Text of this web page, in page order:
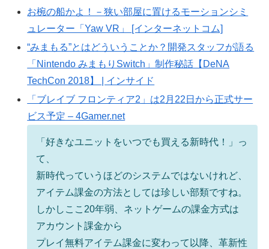
お椀の船かよ！－狭い部屋に置けるモーションシミ
ュレーター「Yaw VR」 [インターネットコム]
“みまもる”とはどういうことか？開発スタッフが語る
「Nintendo みまもりSwitch」制作秘話【DeNA
TechCon 2018】 | インサイド
「ブレイブ フロンティア2」は2月22日から正式サー
ビス予定 – 4Gamer.net
「好きなユニットをいつでも買える新時代！」っ
て、
新時代っていうほどのシステムではないけれど、
アイテム課金の方法としては珍しい部類ですね。
しかしここ20年弱、ネットゲームの課金方式は
アカウント課金から
プレイ無料アイテム課金に変わって以降、革新性